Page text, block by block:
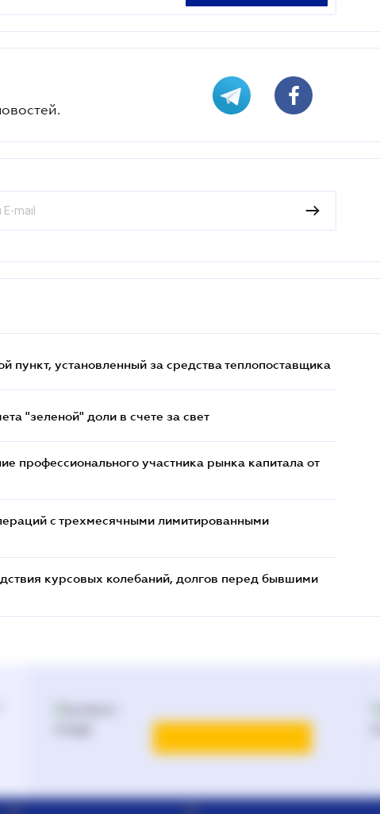
пункт, установленный за средства теплопоставщика
"зеленой" доли в счете за свет
профессионального участника рынка капитала от
с трехмесячными лимитированными
курсовых колебаний, долгов перед бывшими